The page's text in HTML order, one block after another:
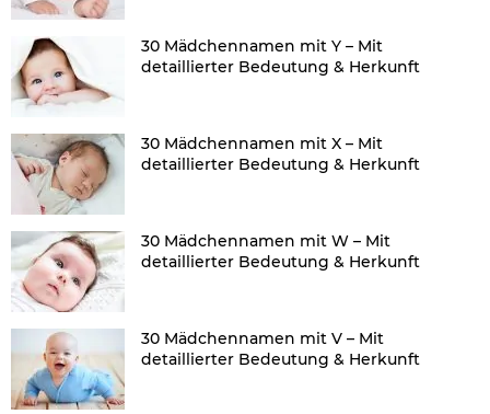
30 Mädchennamen mit Y – Mit
detaillierter Bedeutung & Herkunft
30 Mädchennamen mit X – Mit
detaillierter Bedeutung & Herkunft
30 Mädchennamen mit W – Mit
detaillierter Bedeutung & Herkunft
30 Mädchennamen mit V – Mit
detaillierter Bedeutung & Herkunft